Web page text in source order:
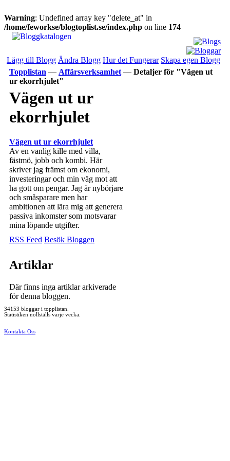
Warning: Undefined array key "delete_at" in
/home/feworkse/blogtoplist.se/index.php on line 174
Lägg till Blogg Ändra Blogg Hur det Fungerar Skapa egen Blogg
Topplistan — Affärsverksamhet — Detaljer för "Vägen ut
ur ekorrhjulet"
Vägen ut ur
ekorrhjulet
Vägen ut ur ekorrhjulet
Av en vanlig kille med villa,
fästmö, jobb och kombi. Här
skriver jag främst om ekonomi,
investeringar och min väg mot att
ha gott om pengar. Jag är nybörjare
och småsparare men har
ambitionen att lära mig att generera
passiva inkomster som motsvarar
mina löpande utgifter.
RSS Feed Besök Bloggen
Artiklar
Där finns inga artiklar arkiverade
för denna bloggen.
34153 bloggar i topplistan.
Statistiken nollställs varje vecka.
Kontakta Oss